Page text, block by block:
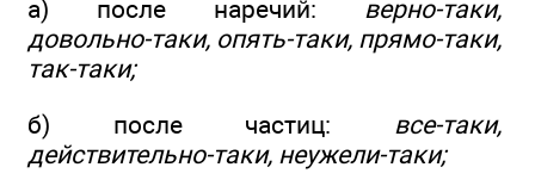
а) после наречий: верно-таки,
довольно-таки, опять-таки, прямо-таки,
так-таки;
б) после частиц: все-таки,
действительно-таки, неужели-таки;